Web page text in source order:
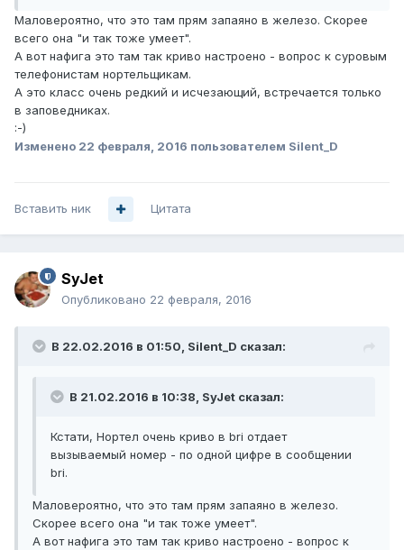
Маловероятно, что это там прям запаяно в железо. Скорее
всего она "и так тоже умеет".
А вот нафига это там так криво настроено - вопрос к суровым
телефонистам нортельщикам.
А это класс очень редкий и исчезающий, встречается только
в заповедниках.
:-)
Изменено 22 февраля, 2016 пользователем Silent_D
Вставить ник Цитата
SyJet
Опубликовано 22 февраля, 2016
В 22.02.2016 в 01:50, Silent_D сказал:
В 21.02.2016 в 10:38, SyJet сказал:
Кстати, Нортел очень криво в bri отдает
вызываемый номер - по одной цифре в сообщении
bri.
Маловероятно, что это там прям запаяно в железо.
Скорее всего она "и так тоже умеет".
А вот нафига это там так криво настроено - вопрос к